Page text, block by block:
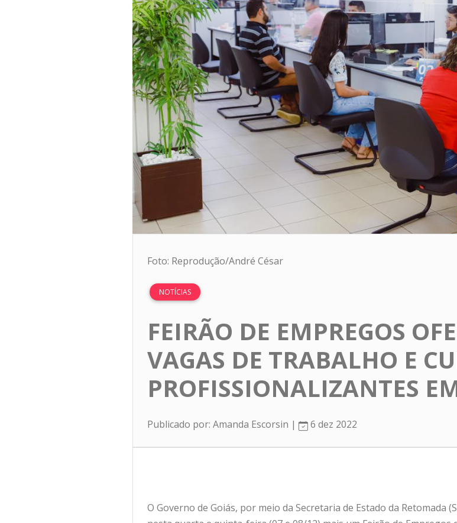
Foto: Reprodução/André César
NOTÍCIAS
FEIRÃO DE EMPREGOS
VAGAS DE TRABALHO E
PROFISSIONALIZANTES
Publicado por: Amanda Escorsin | 6 dez 2022
O Governo de Goiás, por meio da Secretaria de Estado da Retomada